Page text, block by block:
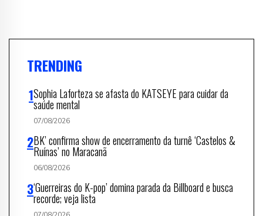
TRENDING
Sophia Laforteza se afasta do KATSEYE para cuidar da
saúde mental
07/08/2026
BK’ confirma show de encerramento da turnê ‘Castelos &
Ruínas’ no Maracanã
06/08/2026
‘Guerreiras do K-pop’ domina parada da Billboard e busca
recorde; veja lista